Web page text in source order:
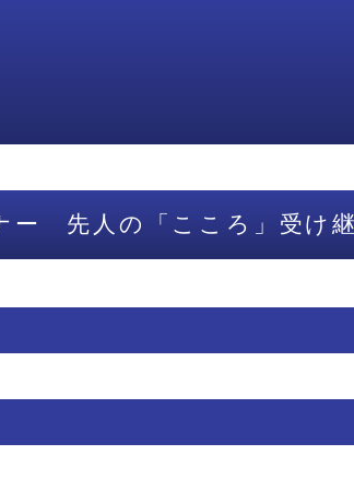
ー 先人の「こころ」受け